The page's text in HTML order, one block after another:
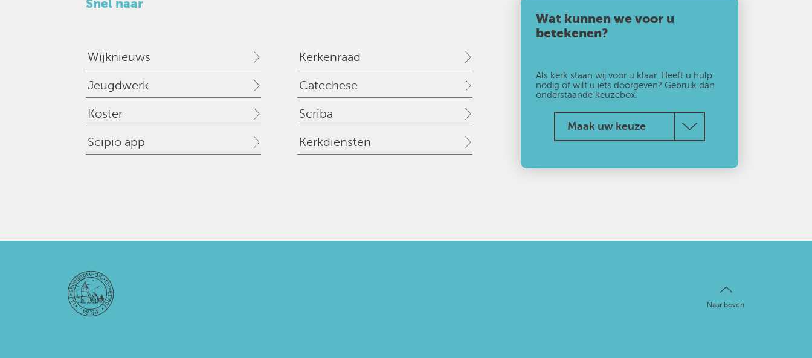
Snel naar
Wijknieuws Kerkenraad
Jeugdwerk Catechese
Koster Scriba
Scipio app Kerkdiensten
Wat kunnen we voor u
betekenen?
Als kerk staan wij voor u klaar. Heeft u hulp
nodig of wilt u iets doorgeven? Gebruik dan
onderstaande keuzebox.
Maak uw keuze
Naar boven